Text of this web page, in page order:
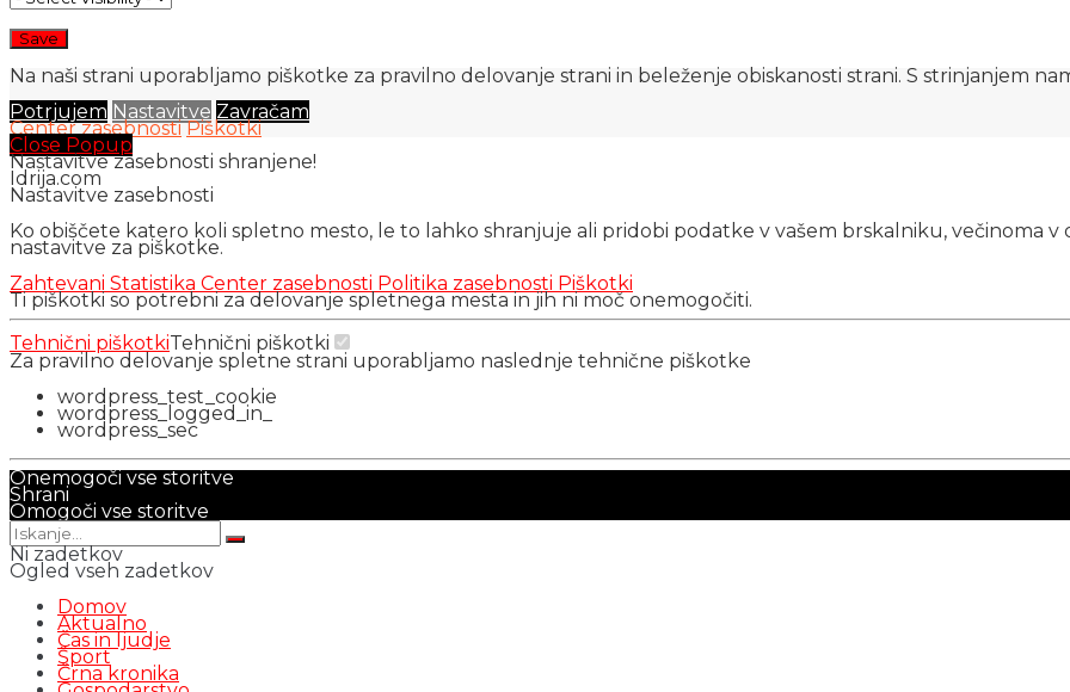
Na naši strani uporabljamo piškotke za pravilno delovanje strani in beleženje obiskanosti strani. S strinjanjem
Potrjujem Nastavitve Zavračam
Center zasebnosti Piškotki
Close Popup
Nastavitve zasebnosti shranjene!
Idrija.com
Nastavitve zasebnosti
Ko obiščete katero koli spletno mesto, le to lahko shranjuje ali pridobi podatke v vašem brskalniku, večinoma
nastavitve za piškotke.
Zahtevani Statistika Center zasebnosti Politika zasebnosti Piškotki
Ti piškotki so potrebni za delovanje spletnega mesta in jih ni moč onemogočiti.
Tehnični piškotkiTehnični piškotki
Za pravilno delovanje spletne strani uporabljamo naslednje tehnične piškotke
wordpress_test_cookie
wordpress_logged_in_
wordpress_sec
Onemogoči vse storitve
Shrani
Omogoči vse storitve
Ni zadetkov
Ogled vseh zadetkov
Domov
Aktualno
Čas in ljudje
Šport
Črna kronika